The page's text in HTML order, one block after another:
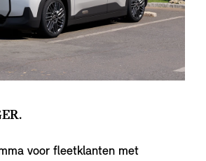
voor fleetklanten met